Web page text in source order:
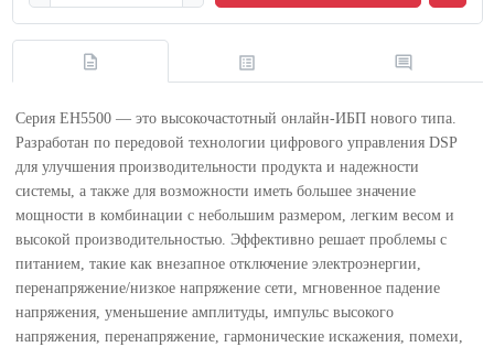
Серия EH5500 — это высокочастотный онлайн-ИБП нового типа.
Разработан по передовой технологии цифрового управления DSP
для улучшения производительности продукта и надежности
системы, а также для возможности иметь большее значение
мощности в комбинации с небольшим размером, легким весом и
высокой производительностью. Эффективно решает проблемы с
питанием, такие как внезапное отключение электроэнергии,
перенапряжение/низкое напряжение сети, мгновенное падение
напряжения, уменьшение амплитуды, импульс высокого
напряжения, перенапряжение, гармонические искажения, помехи,